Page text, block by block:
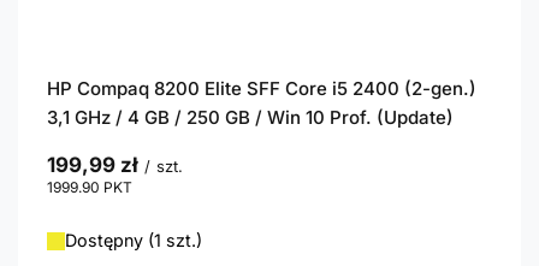
HP Compaq 8200 Elite SFF Core i5 2400 (2-gen.)
3,1 GHz / 4 GB / 250 GB / Win 10 Prof. (Update)
199,99 zł / szt.
1999.90 PKT
Dostępny (1 szt.)